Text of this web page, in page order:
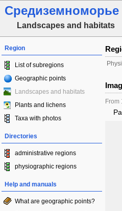
Средиземноморье
Landscapes and habitats
Region
List of subregions
Geographic points
Landscapes and habitats
Plants and lichens
Taxa with photos
Directories
administrative regions
physiographic regions
Help and manuals
What are geographic points?
From